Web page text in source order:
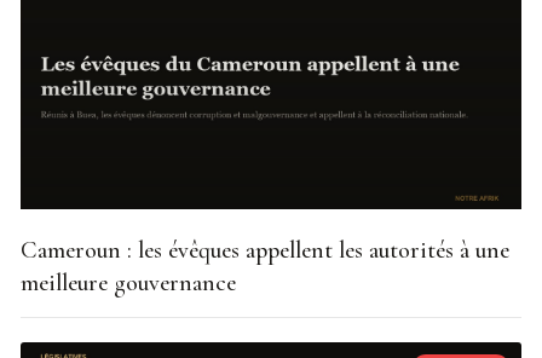
Cameroun : les évêques appellent les autorités à une
meilleure gouvernance